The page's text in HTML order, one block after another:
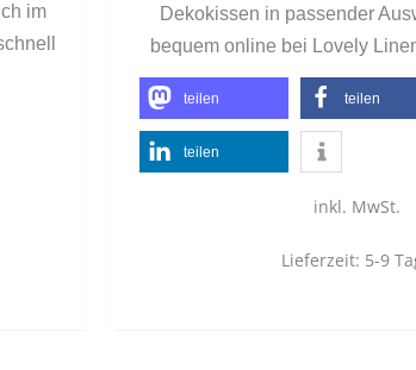
im
Dekokissen in passender
bequem online bei Lovely
teilen teilen
teilen
inkl. MwSt.
Lieferzeit: 5-9